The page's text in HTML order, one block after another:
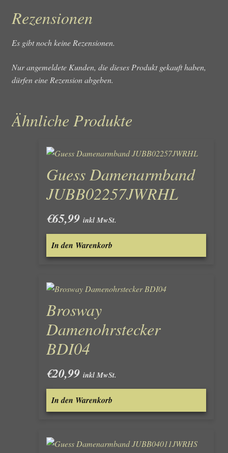
Rezensionen
Es gibt noch keine Rezensionen.
Nur angemeldete Kunden, die dieses Produkt gekauft haben,
dürfen eine Rezension abgeben.
Ähnliche Produkte
Guess Damenarmband
JUBB02257JWRHL
€65,99 inkl MwSt.
In den Warenkorb
Brosway
Damenohrstecker
BDI04
€20,99 inkl MwSt.
In den Warenkorb